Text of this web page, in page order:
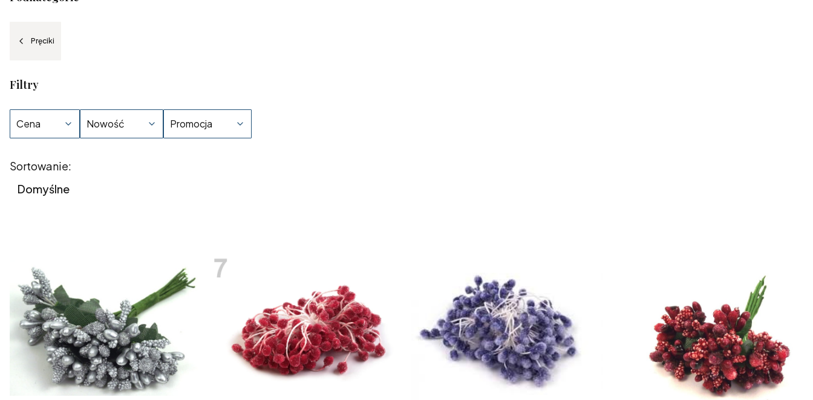
Pręciki
Filtry
Cena Nowość Promocja
Lista produktów
Sortowanie:
Domyślne